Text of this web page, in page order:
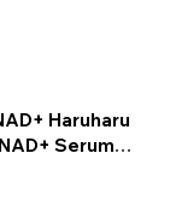
Haruharu
Serum